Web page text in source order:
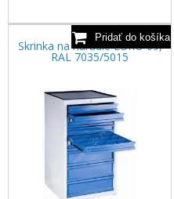
Skrinka na náradie EURO 09,
RAL 7035/5015